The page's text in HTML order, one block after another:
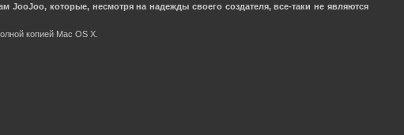
которые, несмотря на надежды своего создателя, все-таки не являются
копией Mac OS X.